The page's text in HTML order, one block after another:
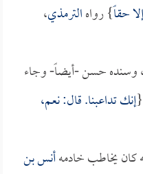
حقاً} رواهالترمذي،
، وسنده حسن -أيضاً- وجاء
{إنك تداعبنا. قال: نعم،
كان يخاطب خادمهأنس بن